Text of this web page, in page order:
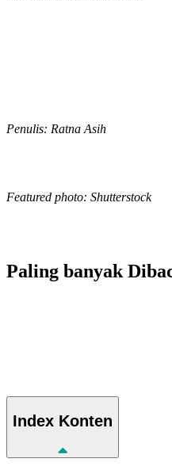
Penulis: Ratna Asih
Featured photo: Shutterstock
Paling banyak
Index Konten